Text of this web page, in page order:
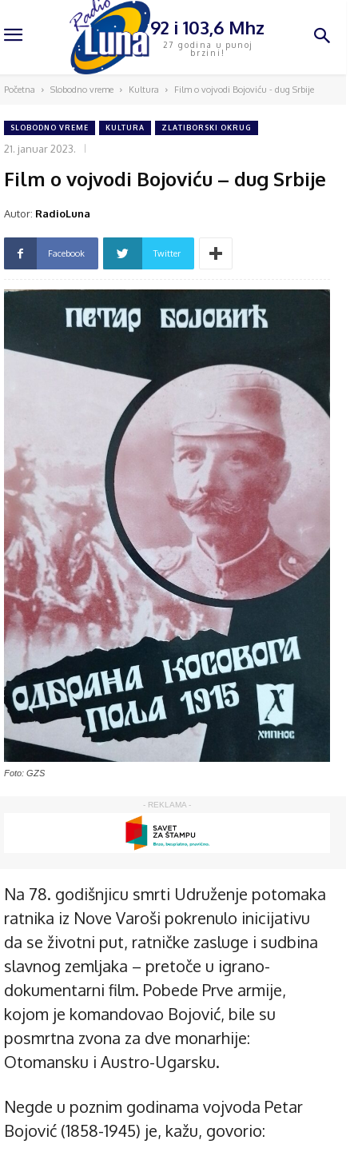
92 i 103,6 Mhz
27 godina u punoj
brzini!
Početna Slobodno vreme Kultura Film o vojvodi Bojoviću - dug Srbije
SLOBODNO VREME KULTURA ZLATIBORSKI OKRUG
21. januar 2023.
Film o vojvodi Bojoviću – dug Srbije
Autor: RadioLuna
Facebook Twitter
Foto: GZS
- REKLAMA -
Na 78. godišnjicu smrti Udruženje potomaka
ratnika iz Nove Varoši pokrenulo inicijativu
da se životni put, ratničke zasluge i sudbina
slavnog zemljaka – pretoče u igrano-
dokumentarni film. Pobede Prve armije,
kojom je komandovao Bojović, bile su
posmrtna zvona za dve monarhije:
Otomansku i Austro-Ugarsku.
Negde u poznim godinama vojvoda Petar
Bojović (1858-1945) je, kažu, govorio: